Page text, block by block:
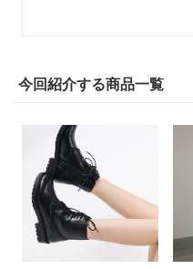
今回紹介する商品一覧